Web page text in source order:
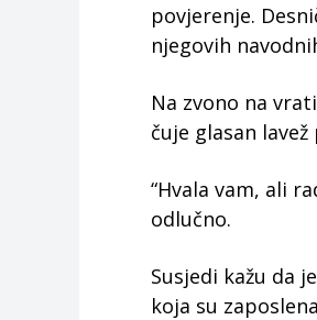
povjerenje.
njegovih
Na zvono na
čuje glasan
“Hvala vam, ali
odlučno.
Susjedi kažu da
koja su